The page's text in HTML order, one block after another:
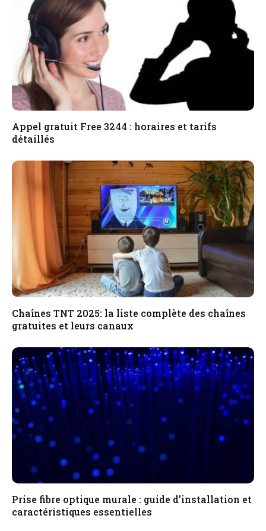
Appel gratuit Free 3244 : horaires et tarifs
détaillés
Chaînes TNT 2025: la liste complète des chaînes
gratuites et leurs canaux
Prise fibre optique murale : guide d’installation et
caractéristiques essentielles